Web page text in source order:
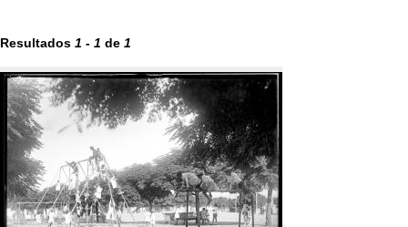
Resultados 1 - 1 de 1